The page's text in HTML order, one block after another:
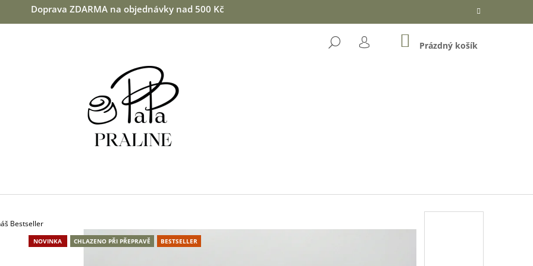
Doprava ZDARMA na objednávky nad 500 Kč
HLEDAT
PŘIHLÁŠENÍ
NÁKUPNÍ
KOŠÍK
Prázdný košík
Bestseller
NOVINKA CHLAZENO PŘI PŘEPRAVĚ BESTSELLER
CO POTŘEBUJETE NAJÍT?
HLEDAT